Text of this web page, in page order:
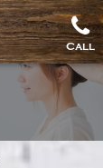
Call